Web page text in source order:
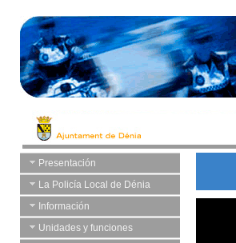
Presentación
La Policía Local de Dénia
Información
Unidades y funciones